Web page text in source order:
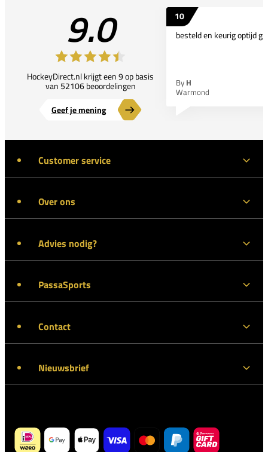
9.0
HockeyDirect.nl krijgt een 9 op basis
van 52106 beoordelingen
Geef je mening
10
besteld en keurig optijd
By H
Warmond
Customer service
Over ons
Advies nodig?
PassaSports
Contact
Nieuwsbrief